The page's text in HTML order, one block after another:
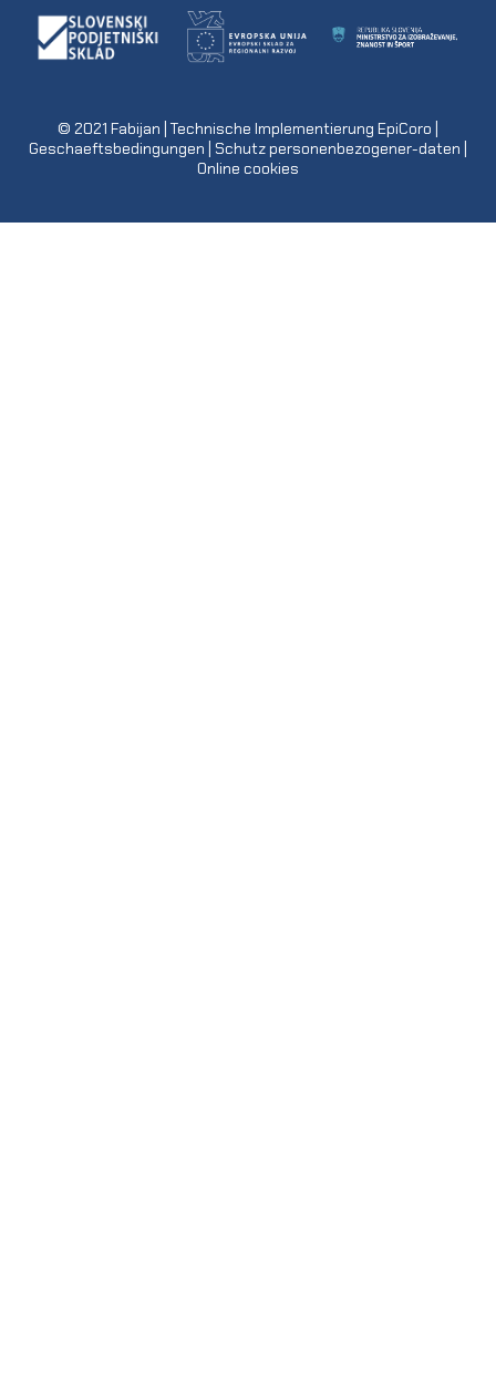
© 2021 Fabijan | Technische Implementierung EpiCoro
Geschaeftsbedingungen Schutz personenbezogener-daten
Online cookies